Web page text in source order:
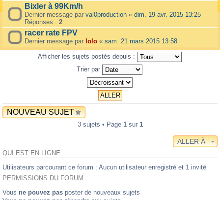
Bixler à 99Km/h
Dernier message par val0production « dim. 19 avr. 2015 13:25
Réponses : 2
racer rate FPV
Dernier message par lolo « sam. 21 mars 2015 13:58
Afficher les sujets postés depuis :
Trier par
NOUVEAU SUJET
3 sujets • Page 1sur 1
ALLER À
QUI EST EN LIGNE
Utilisateurs parcourant ce forum : Aucun utilisateur enregistré et 1 invité
PERMISSIONS DU FORUM
Vous ne pouvez pas poster de nouveaux sujets